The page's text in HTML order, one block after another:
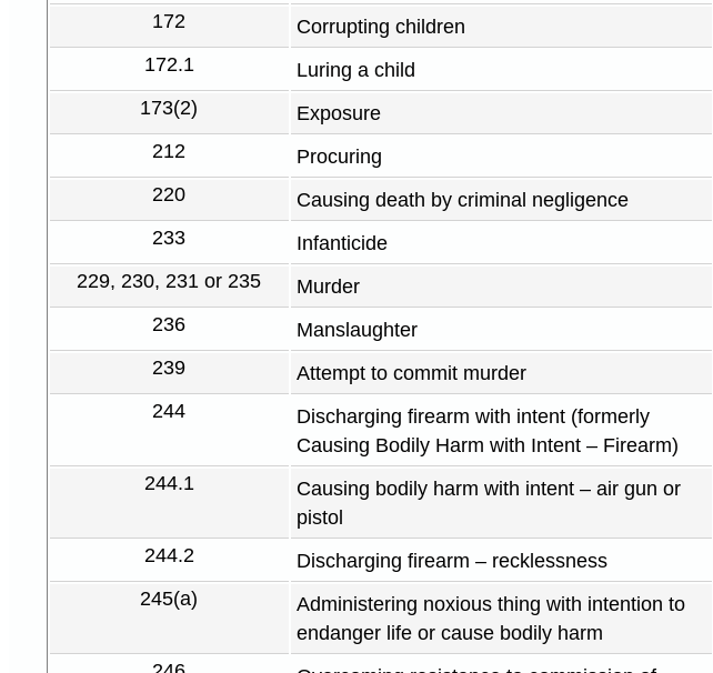
172
Corrupting children
172.1
Luring a child
173(2)
Exposure
212
Procuring
220
Causing death by criminal negligence
233
Infanticide
229, 230, 231 or 235
Murder
236
Manslaughter
239
Attempt to commit murder
244
Discharging firearm with intent (formerly
Causing Bodily Harm with Intent – Firearm)
244.1
Causing bodily harm with intent – air gun or
pistol
244.2
Discharging firearm – recklessness
245(a)
Administering noxious thing with intention to
endanger life or cause bodily harm